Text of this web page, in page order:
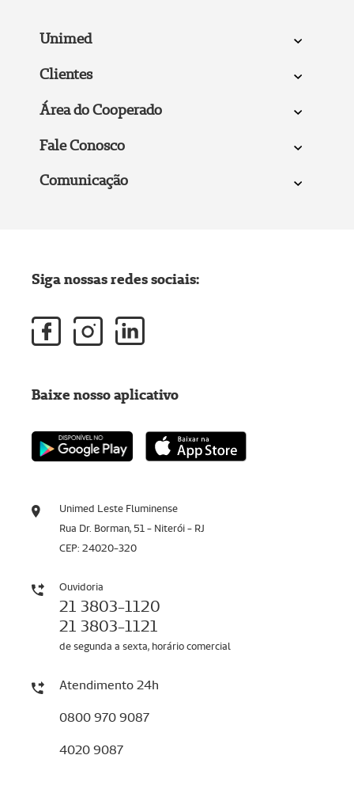
Unimed
Clientes
Área do Cooperado
Fale Conosco
Comunicação
Unimed Leste Fluminense
Rua Dr. Borman, 51 - Niterói - RJ
CEP: 24020-320
Ouvidoria
21 3803-1120
21 3803-1121
de segunda a sexta, horário comercial
Atendimento 24h
0800 970 9087
4020 9087
Siga nossas redes sociais:
Baixe nosso aplicativo